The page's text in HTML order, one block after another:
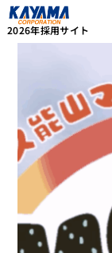
2026年採用サイト